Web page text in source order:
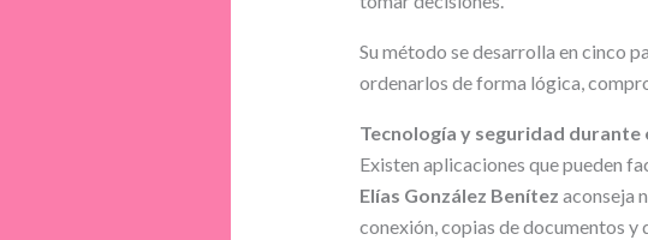
Su método se desarrolla en cinco
ordenarlos de forma lógica,
Tecnología y seguridad durante
Existen aplicaciones que pueden
Elías González Benítez aconseja
conexión, copias de documentos y